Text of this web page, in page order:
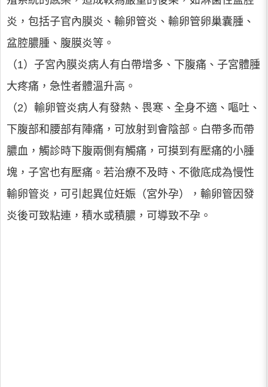
炎，包括子官內膜炎、輸卵管炎、輸卵管卵巢囊腫、
盆腔膿腫、腹膜炎等。
（1）子宮內膜炎病人有白帶增多、下腹痛、子宮體腫
大疼痛，急性者體溫升高。
（2）輸卵管炎病人有發熱、畏寒、全身不適、嘔吐、
下腹部和腰部有陣痛，可放射到會陰部。白帶多而帶
膿血，觸診時下腹兩側有觸痛，可摸到有壓痛的小腫
塊，子宮也有壓痛。若治療不及時、不徹底成為慢性
輸卵管炎，可引起異位妊娠（宮外孕），輸卵管因發
炎後可致粘連，積水或積膿，可導致不孕。